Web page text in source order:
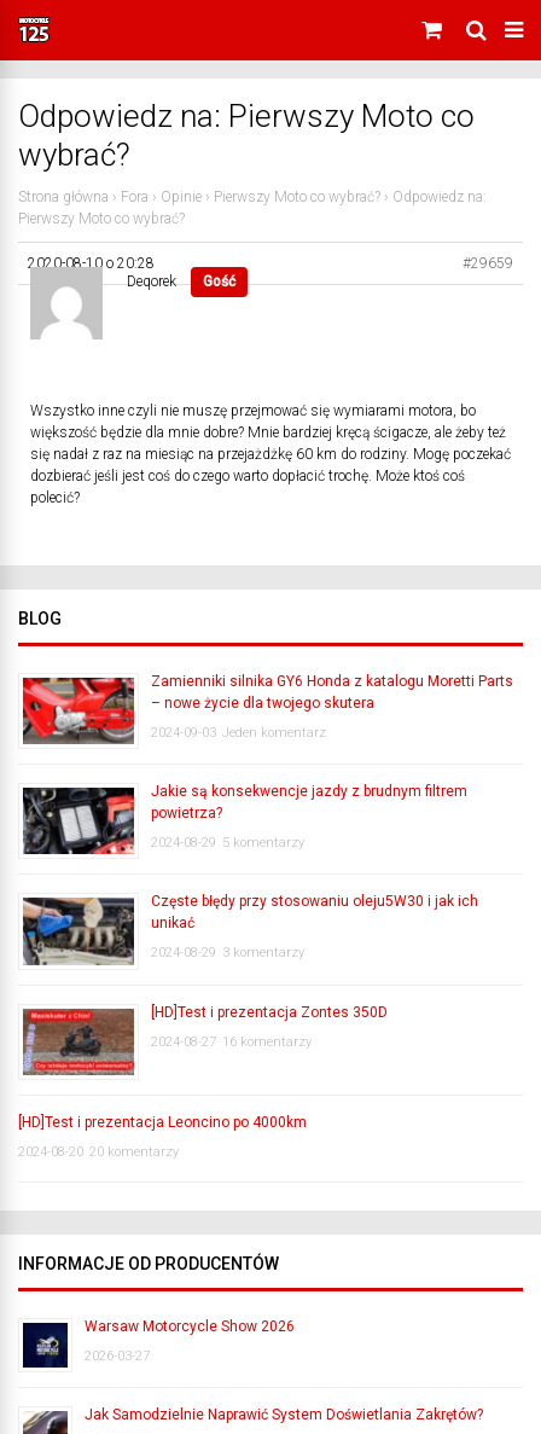
Odpowiedz na: Pierwszy Moto co
wybrać?
Strona główna › Fora › Opinie › Pierwszy Moto co wybrać? › Odpowiedz na:
Pierwszy Moto co wybrać?
2020-08-10 o 20:28
#29659
Deqorek
Gość
Wszystko inne czyli nie muszę przejmować się wymiarami motora, bo
większość będzie dla mnie dobre? Mnie bardziej kręcą ścigacze, ale żeby też
się nadał z raz na miesiąc na przejażdżkę 60 km do rodziny. Mogę poczekać
dozbierać jeśli jest coś do czego warto dopłacić trochę. Może ktoś coś
polecić?
BLOG
Zamienniki silnika GY6 Honda z katalogu Moretti Parts
– nowe życie dla twojego skutera
2024-09-03 Jeden komentarz
Jakie są konsekwencje jazdy z brudnym filtrem
powietrza?
2024-08-29 5 komentarzy
Częste błędy przy stosowaniu oleju5W30 i jak ich
unikać
2024-08-29 3 komentarzy
[HD]Test i prezentacja Zontes 350D
2024-08-27 16 komentarzy
[HD]Test i prezentacja Leoncino po 4000km
2024-08-20 20 komentarzy
INFORMACJE OD PRODUCENTÓW
Warsaw Motorcycle Show 2026
2026-03-27
Jak Samodzielnie Naprawić System Doświetlania Zakrętów?